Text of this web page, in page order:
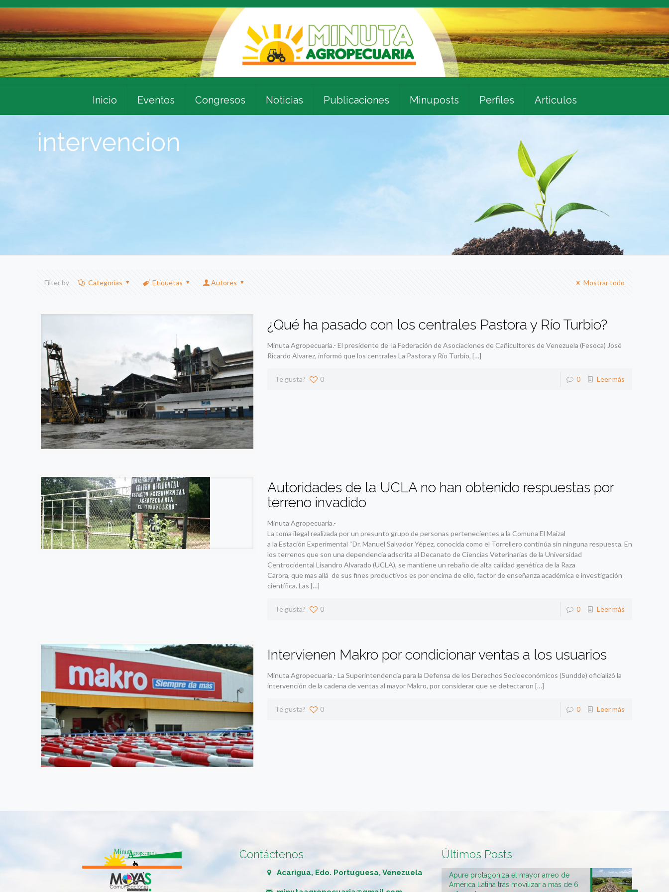
Inicio Eventos Congresos Noticias Publicaciones Minuposts Perfiles Articulos
intervencion
Filter by Categorias Etiquetas Autores Mostrar todo
¿Qué ha pasado con los centrales Pastora y Río Turbio?
Minuta Agropecuaria.- El presidente de la Federación de Asociaciones de Cañicultores de Venezuela (Fesoca) José
Ricardo Alvarez, informó que los centrales La Pastora y Río Turbio, […]
Te gusta? 0 0 Leer más
Autoridades de la UCLA no han obtenido respuestas por
terreno invadido
Minuta Agropecuaria.-
La toma ilegal realizada por un presunto grupo de personas pertenecientes a la Comuna El Maizal
a la Estación Experimental “Dr. Manuel Salvador Yépez, conocida como el Torrellero continúa sin ninguna respuesta. En
los terrenos que son una dependencia adscrita al Decanato de Ciencias Veterinarias de la Universidad
Centrocidental Lisandro Alvarado (UCLA), se mantiene un rebaño de alta calidad genética de la Raza
Carora, que mas allá de sus fines productivos es por encima de ello, factor de enseñanza académica e investigación
científica. Las […]
Te gusta? 0 0 Leer más
Intervienen Makro por condicionar ventas a los usuarios
Minuta Agropecuaria.- La Superintendencia para la Defensa de los Derechos Socioeconómicos (Sundde) oficializó la
intervención de la cadena de ventas al mayor Makro, por considerar que se detectaron […]
Te gusta? 0 0 Leer más
Contáctenos
Acarigua, Edo. Portuguesa, Venezuela
Últimos Posts
Apure protagoniza el mayor arreo de
América Latina tras movilizar a más de 6